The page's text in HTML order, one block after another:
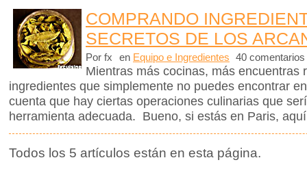
COMPRANDO
SECRETOS DE LOS
Por fx en Equipo e Ingredientes 40 comentarios
Mientras más cocinas, más encuentras
ingredientes que simplemente no puedes encontrar
cuenta que hay ciertas operaciones culinarias que
herramienta adecuada. Bueno, si estás en Paris,
Todos los 5 artículos están en esta página.